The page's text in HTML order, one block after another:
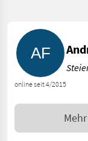
online seit 4/2015